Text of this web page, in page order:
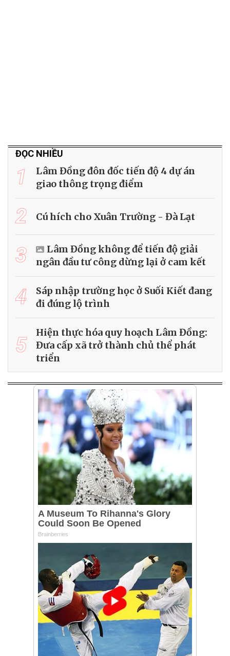
ĐỌC NHIỀU
1
Lâm Đồng đôn đốc tiến độ 4 dự án
giao thông trọng điểm
2 Cú hích cho Xuân Trường - Đà Lạt
3
Lâm Đồng không để tiến độ giải
ngân đầu tư công dừng lại ở cam kết
4
Sáp nhập trường học ở Suối Kiết đang
đi đúng lộ trình
5
Hiện thực hóa quy hoạch Lâm Đồng:
Đưa cấp xã trở thành chủ thể phát
triển